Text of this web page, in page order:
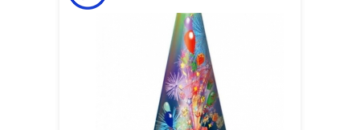
60
Высота пламени, м:
5
Размеры упаковки,
280 x 94
Цена указана за
Фонтан
пиротехнический